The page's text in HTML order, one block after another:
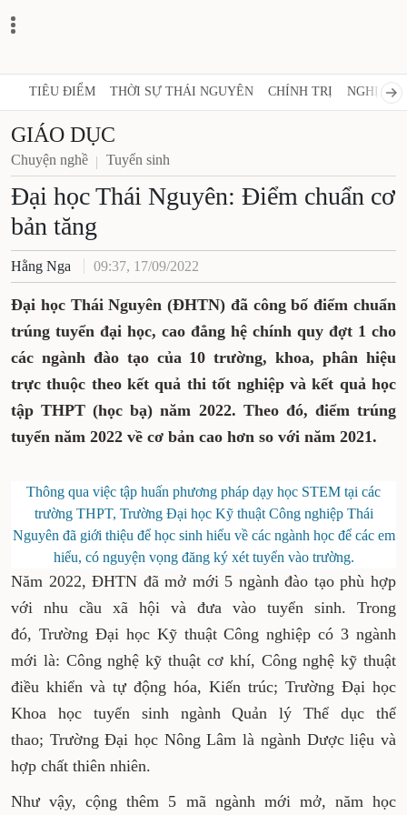
TIÊU ĐIỂM THỜI SỰ THÁI NGUYÊN CHÍNH TRỊ NGHỊ
GIÁO DỤC
Chuyện nghề Tuyển sinh
Đại học Thái Nguyên: Điểm chuẩn cơ
bản tăng
Hằng Nga 09:37, 17/09/2022
Đại học Thái Nguyên (ĐHTN) đã công bố điểm chuẩn
trúng tuyển đại học, cao đẳng hệ chính quy đợt 1 cho
các ngành đào tạo của 10 trường, khoa, phân hiệu
trực thuộc theo kết quả thi tốt nghiệp và kết quả học
tập THPT (học bạ) năm 2022. Theo đó, điểm trúng
tuyển năm 2022 về cơ bản cao hơn so với năm 2021.
Thông qua việc tập huấn phương pháp dạy học STEM tại các
trường THPT, Trường Đại học Kỹ thuật Công nghiệp Thái
Nguyên đã giới thiệu để học sinh hiểu về các ngành học để các em
hiểu, có nguyện vọng đăng ký xét tuyển vào trường.
Năm 2022, ĐHTN đã mở mới 5 ngành đào tạo phù hợp
với nhu cầu xã hội và đưa vào tuyển sinh. Trong
đó, Trường Đại học Kỹ thuật Công nghiệp có 3 ngành
mới là: Công nghệ kỹ thuật cơ khí, Công nghệ kỹ thuật
điều khiển và tự động hóa, Kiến trúc; Trường Đại học
Khoa học tuyển sinh ngành Quản lý Thể dục thể
thao; Trường Đại học Nông Lâm là ngành Dược liệu và
hợp chất thiên nhiên.
Như vậy, cộng thêm 5 mã ngành mới mở, năm học